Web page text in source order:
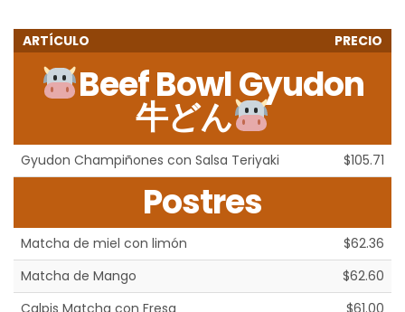
ARTÍCULO PRECIO
Beef Bowl Gyudon
牛どん
Gyudon Champiñones con Salsa Teriyaki $105.71
Postres
Matcha de miel con limón
$62.36
Matcha de Mango
$62.60